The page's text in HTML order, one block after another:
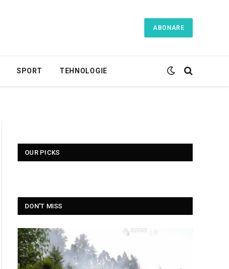
ABONARE
SPORT TEHNOLOGIE
OUR PICKS
DON'T MISS